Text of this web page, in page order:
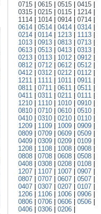
0715
0615 0515 0415
0315
0215 0115 1214
1114
1014 0914 0714
0614
0514 0414 0314
0214
0114 1213 1113
1013
0913 0813 0713
0613
0513 0413 0313
0213
0113 1012 0912
0812
0712 0612 0512
0412
0312 0212 0112
1211
1111 1011 0911
0811
0711 0611 0511
0411
0311 0211 0111
1210
1110 1010 0910
0810
0710 0610 0510
0410
0310 0210 0110
1209
1109 1009 0909
0809
0709 0609 0509
0409
0309 0209 0109
1208
1108 1008 0908
0808
0708 0608 0508
0408
0308 0208 0108
1207
1107 1007 0907
0807
0707 0607 0507
0407
0307 0207 0107
1206
1106 1006 0906
0806
0706 0606 0506
0406
0306 0206